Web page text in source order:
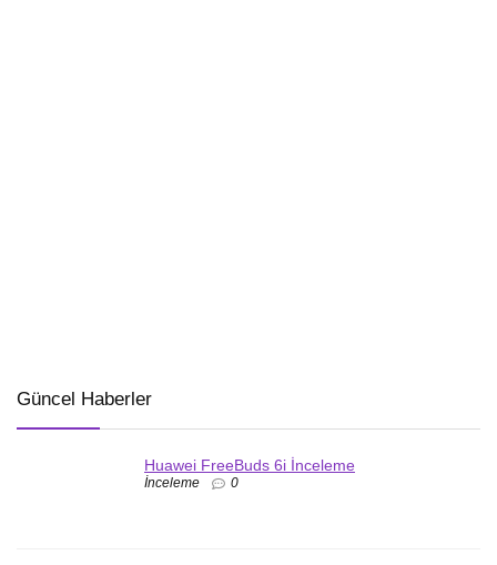
Güncel Haberler
Huawei FreeBuds 6i İnceleme
İnceleme 0